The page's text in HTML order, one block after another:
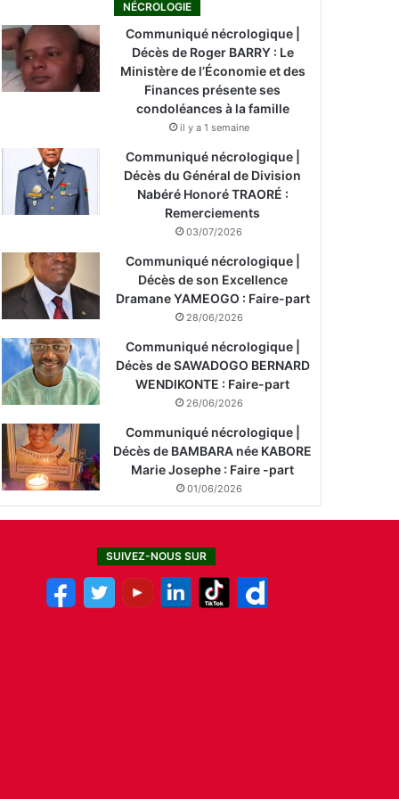
NÉCROLOGIE
Communiqué nécrologique |
Décès de Roger BARRY : Le
Ministère de l’Économie et des
Finances présente ses
condoléances à la famille
il y a 1 semaine
Communiqué nécrologique |
Décès du Général de Division
Nabéré Honoré TRAORÉ :
Remerciements
03/07/2026
Communiqué nécrologique |
Décès de son Excellence
Dramane YAMEOGO : Faire-part
28/06/2026
Communiqué nécrologique |
Décès de SAWADOGO BERNARD
WENDIKONTE : Faire-part
26/06/2026
Communiqué nécrologique |
Décès de BAMBARA née KABORE
Marie Josephe : Faire -part
01/06/2026
SUIVEZ-NOUS SUR